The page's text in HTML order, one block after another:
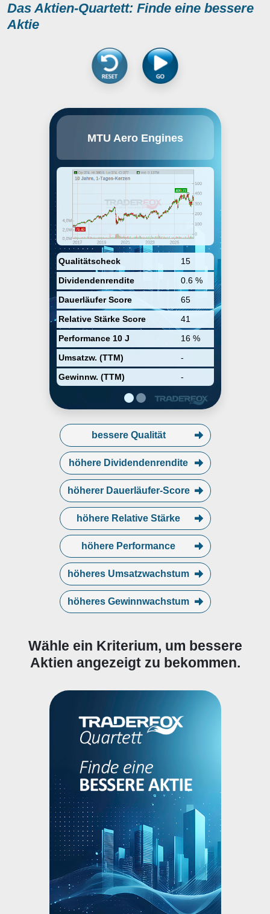
Das Aktien-Quartett: Finde eine bessere
Aktie
MTU Aero Engines
Qualitätscheck
15
Dividendenrendite
0.6 %
Dauerläufer Score
65
Relative Stärke Score
41
Performance 10 J
16 %
Umsatzw. (TTM)
-
Gewinnw. (TTM)
-
Entwicklung und Produktion von
Flugmotorbauteilen und -
ersatzteilen. Sie führt auch
Wartung-, Reparatur- und
Instandsetzungsdienste für
Flugmotoren durch. Mehr als 30%
von kommerziellen Flugzeugen
haben MTU Technologie an Bord.
Assembler von Flugmotoren. Die
kommerziellen und militärischen
Motorensegment entwickelt und
produziert Motorteile für neue
Motorproduktion und Ersatzteile
für Aftermarket. Das kommerzielle
Wartungsgeschäft berichtet über
MTUs MRO-Services.
bessere Qualität
höhere Dividendenrendite
höherer Dauerläufer-Score
höhere Relative Stärke
höhere Performance
höheres Umsatzwachstum
höheres Gewinnwachstum
Wähle ein Kriterium, um bessere
Aktien angezeigt zu bekommen.